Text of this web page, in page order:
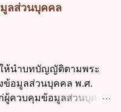
อใดกล่าวได้ถูกต้องที่สุด
ฐบาลดิจิทัล" ก. เป็นธร
ารจัดการข้อมูลของ
กำหนดกรอบและทิศทาง
ฐและการจัดทำบริการ
ดิจิทัล ข้อ 4 กรรมการ
กษาภาคบังคับ พ.ศ.
ยที่มีโทษทางอาญา โดย
ำว่า "เด็ก" หมายถึง เด็ก
นปีที่ 9 ของการศึกษา
กครอง คือ 2.1 บิดา
มารดา ซึ่งเป็นผู้ใช้
ลส่วนบุคคล
ให้นำบทบัญญัติตามพระ
อมูลส่วนบุคคล พ.ศ.
ผู้ควบคุมข้อมูลส่วนบุคคล